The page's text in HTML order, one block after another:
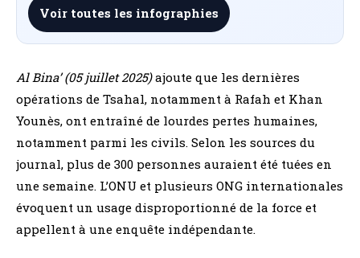
Voir toutes les infographies
Al Bina’ (05 juillet 2025)ajoute que les dernières
opérations de Tsahal, notamment à Rafah et Khan
Younès, ont entraîné de lourdes pertes humaines,
notamment parmi les civils. Selon les sources du
journal, plus de 300 personnes auraient été tuées en
une semaine. L’ONU et plusieurs ONG internationales
évoquent un usage disproportionné de la force et
appellent à une enquête indépendante.